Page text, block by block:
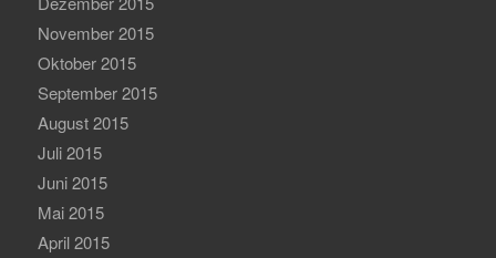
November 2015
Oktober 2015
September 2015
August 2015
Juli 2015
Juni 2015
Mai 2015
April 2015